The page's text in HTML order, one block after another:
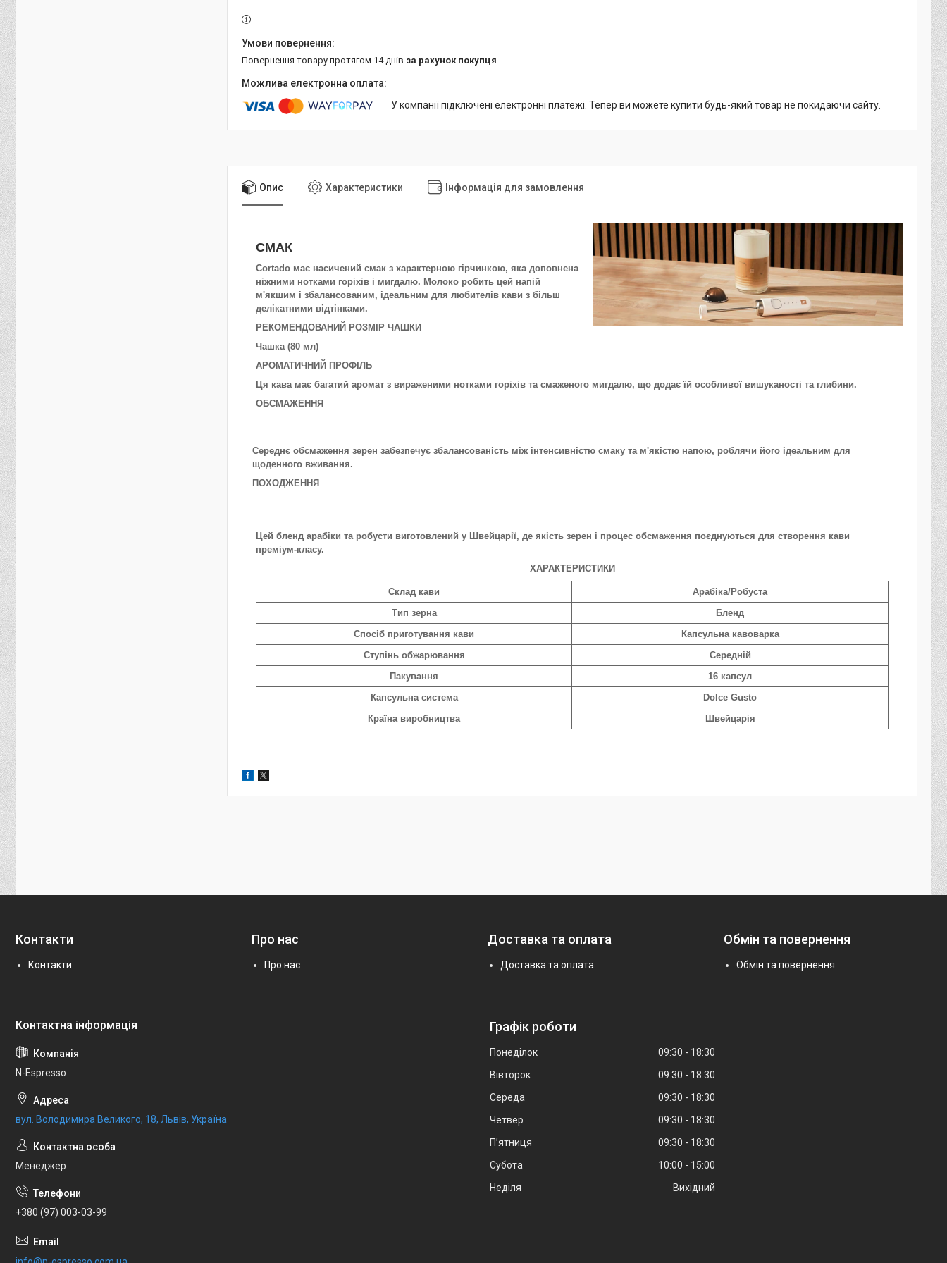
повернення товару протягом 14 днів за рахунок покупця
У компанії підключені електронні платежі. Тепер ви можете купити будь-який товар не покидаючи сайту.
Опис Характеристики Інформація для замовлення
СМАК
Cortado має насичений смак з характерною гірчинкою, яка доповнена
ніжними нотками горіхів і мигдалю. Молоко робить цей напій
м'якшим і збалансованим, ідеальним для любителів кави з більш
делікатними відтінками.
РЕКОМЕНДОВАНИЙ РОЗМІР ЧАШКИ
Чашка (80 мл)
АРОМАТИЧНИЙ ПРОФІЛЬ
Ця кава має багатий аромат з вираженими нотками горіхів та смаженого мигдалю, що додає їй особливої вишуканості та глибини.
ОБСМАЖЕННЯ
Середнє обсмаження зерен забезпечує збалансованість між інтенсивністю смаку та м'якістю напою, роблячи його ідеальним для
щоденного вживання.
ПОХОДЖЕННЯ
Цей бленд арабіки та робусти виготовлений у Швейцарії, де якість зерен і процес обсмаження поєднуються для створення кави
преміум-класу.
ХАРАКТЕРИСТИКИ
Склад кави
Арабіка/Робуста
Тип зерна
Бленд
Спосіб приготування кави
Капсульна кавоварка
Ступінь обжарювання
Середній
Пакування
16 капсул
Капсульна система
Dolce Gusto
Країна виробництва
Швейцарія
Контакти
Контакти
Про нас
Про нас
Доставка та оплата
Доставка та оплата
Обмін та повернення
Обмін та повернення
N-Espresso
вул. Володимира Великого, 18, Львів, Україна
Менеджер
+380 (97) 003-03-99
Графік роботи
Понеділок 09:30
18:30
Вівторок
09:30
18:30
Середа
09:30
18:30
Четвер
09:30
18:30
Пʼятниця
09:30
18:30
Субота
10:00
15:00
Неділя
Вихідний